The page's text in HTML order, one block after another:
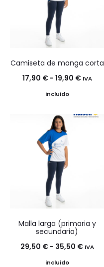
Camiseta de manga corta
17,90 € - 19,90 €Rango
IVA
incluido
Malla larga (primaria y
secundaria)
29,50 € - 35,50 €Rango
IVA
incluido